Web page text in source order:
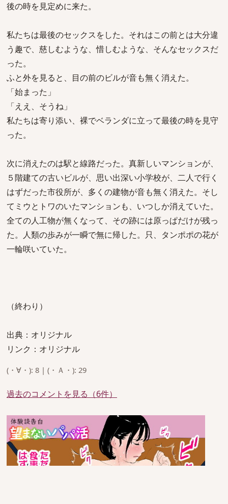
後の時を見定めに来た。
私たちは最後のセックスをした。それはこの前とは大分違
う趣で、慈しむような、惜しむような、そんなセックスだ
った。
ふと外を見ると、目の前のビルが音も無く消えた。
「始まった」
「ええ、そうね」
私たちは寄り添い、裸でベランダに立って最後の時を見守
った。
次に消えたのは駅と線路だった。真新しいマンションが、
５階建ての古いビルが、思い出深い小学校が、二人で行く
はずだった市役所が、多くの建物が音も無く消えた。そし
てミウとトワのいたマンションも、いつしか消えていた。
全ての人工物が無くなって、その跡には原っぱだけが残っ
た。人類の歩みが一瞬で無に帰した。只、タンポポの花が
一輪咲いていた。
（終わり）
出典：オリジナル
リンク：オリジナル
(・∀・): 8 | (・Ａ・): 29
過去のコメントを見る（6件）